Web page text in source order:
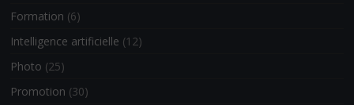
Formation (6)
Intelligence artificielle (12)
Photo (25)
Promotion (30)